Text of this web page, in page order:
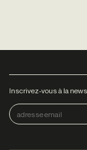
Inscrivez-vous à la